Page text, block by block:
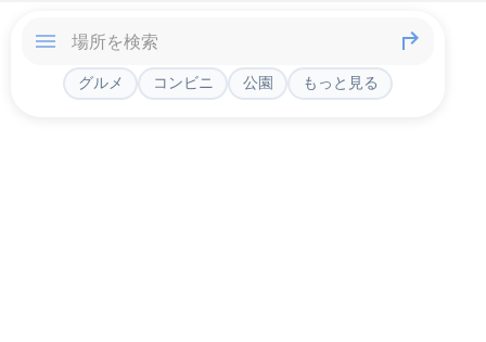
グルメ コンビニ 公園 もっと見る